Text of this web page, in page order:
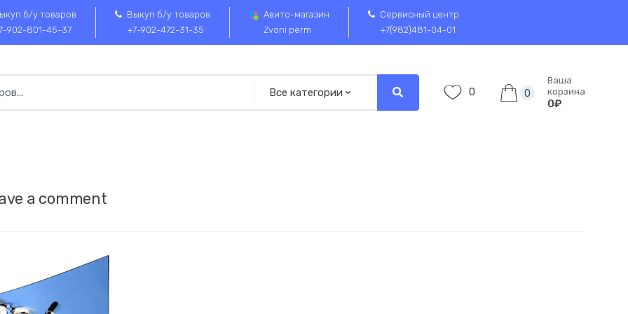
б/у товаров
902-801-45-37
Выкуп б/у товаров
+7-902-472-31-35
Авито-магазин
Zvoni perm
Сервисный центр
+7(982)481-04-01
0 0
Ваша
корзина
0₽
a comment